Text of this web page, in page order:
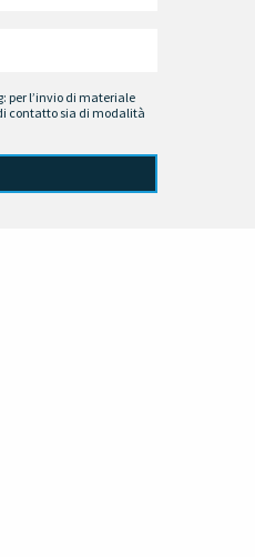
per l’invio di materiale
contatto sia di modalità